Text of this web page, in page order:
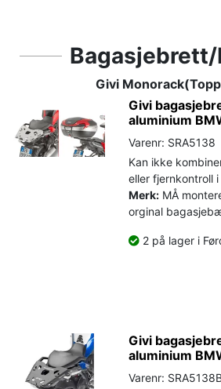
Givi
Givi
aluminium
Varenr: SRA5138
Kan ikke
eller fjernkontroll
Merk: MÅ
orginal
2 på lager i
Givi
aluminium
Varenr: